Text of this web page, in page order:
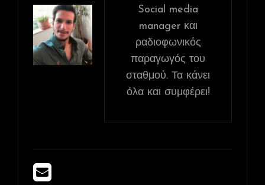
Social media
manager και
ραδιοφωνικός
παραγωγός του
σταθμού. Τα κάνει
όλα και συμφέρει!